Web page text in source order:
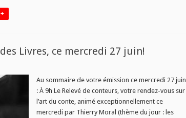
Livres, ce mercredi 27 juin!
Au sommaire de votre émission ce mercredi 27 juin
: À 9h Le Relevé de conteurs, votre rendez-vous sur
l’art du conte, animé exceptionnellement ce
mercredi par Thierry Moral (thème du jour : les